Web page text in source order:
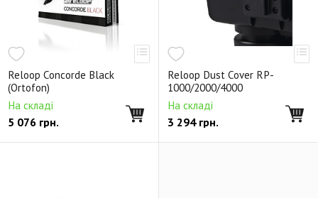
Reloop Concorde Black
(Ortofon)
На складі
5 076 грн.
Reloop Dust Cover RP-
1000/2000/4000
На складі
3 294грн.